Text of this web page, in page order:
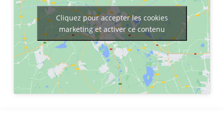
Cliquez pour accepter les cookies
marketing et activer ce contenu